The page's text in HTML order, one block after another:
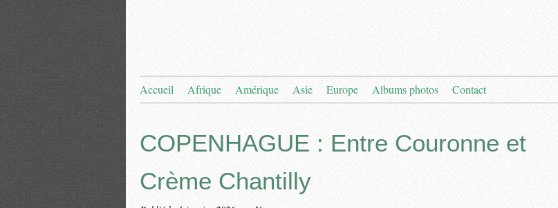
Accueil Afrique Amérique Asie Europe Albums photos Contact
COPENHAGUE : Entre Couronne et
Crème Chantilly